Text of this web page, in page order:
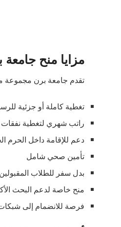
مزايا منح جامعة برن
تقدم جامعة برن مجموعة
تغطية كاملة أو جزئية
راتب شهري لتغطية نفقات
دعم للإقامة داخل الحرم
تأمين صحي شامل
بدل سفر للطلاب المقبولين
منح خاصة لدعم البحث
فرصة للانضمام إلى